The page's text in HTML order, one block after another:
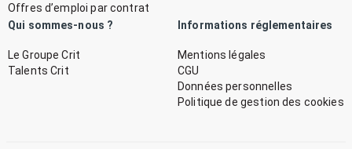
Offres d’emploi par contrat
Qui sommes-nous ?
Le Groupe Crit
Talents Crit
Informations réglementaires
Mentions légales
CGU
Données personnelles
Politique de gestion des cookies